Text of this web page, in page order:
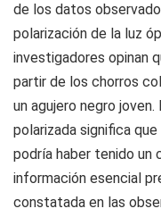
de los datos
polarización de la luz
investigadores opinan
partir de los chorros
un agujero negro
polarizada significa
podría haber tenido
información esencial
constatada en las